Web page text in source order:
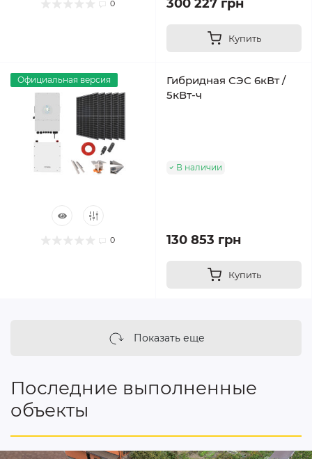
0 300 227 грн
Купить
Официальная версия
0
Гибридная СЭС 6кВт /
5кВт-ч
В наличии
130 853 грн
Купить
Показать еще
Последние выполненные
объекты